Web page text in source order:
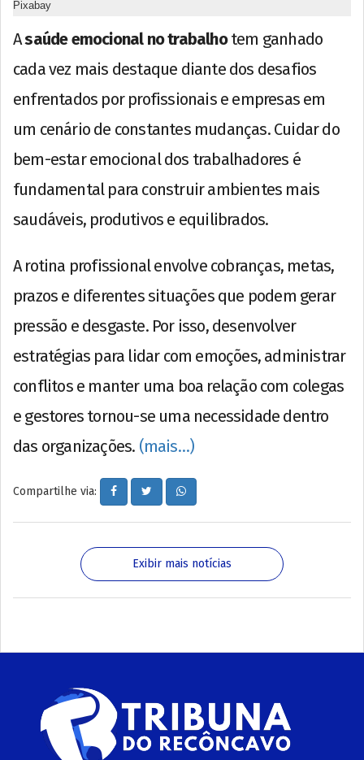
Pixabay
Asaúde emocional no trabalhotem ganhado
cada vez mais destaque diante dos desafios
enfrentados por profissionais e empresas em
um cenário de constantes mudanças. Cuidar do
bem-estar emocional dos trabalhadores é
fundamental para construir ambientes mais
saudáveis, produtivos e equilibrados.
A rotina profissional envolve cobranças, metas,
prazos e diferentes situações que podem gerar
pressão e desgaste. Por isso, desenvolver
estratégias para lidar com emoções, administrar
conflitos e manter uma boa relação com colegas
e gestores tornou-se uma necessidade dentro
das organizações. (mais…)
Compartilhe via:
Exibir mais notícias